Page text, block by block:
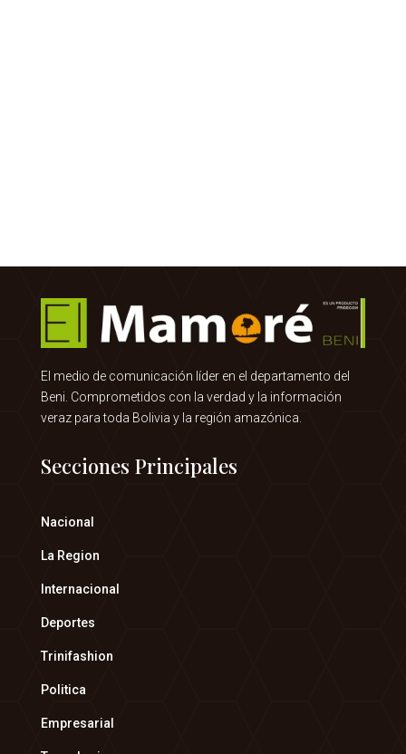
El medio de comunicación líder en el departamento del
Beni. Comprometidos con la verdad y la información
veraz para toda Bolivia y la región amazónica.
Secciones Principales
Nacional
La Region
Internacional
Deportes
Trinifashion
Politica
Empresarial